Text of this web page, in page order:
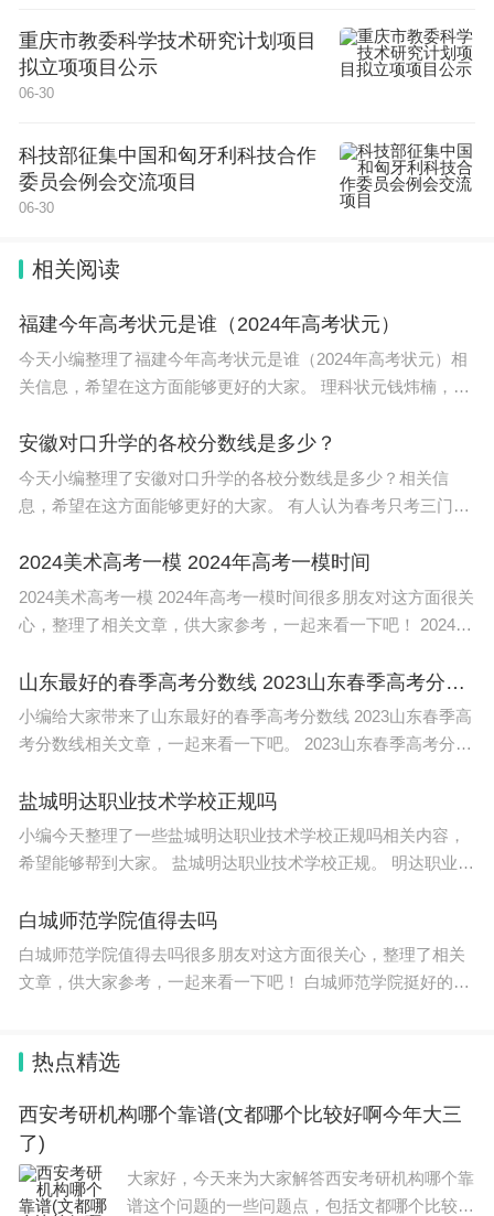
重庆市教委科学技术研究计划项目
拟立项项目公示
06-30
科技部征集中国和匈牙利科技合作
委员会例会交流项目
06-30
相关阅读
福建今年高考状元是谁（2024年高考状元）
今天小编整理了福建今年高考状元是谁（2024年高考状元）相
关信息，希望在这方面能够更好的大家。 理科状元钱炜楠，文
就读于泉州实验中学，文科状元林佳
安徽对口升学的各校分数线是多少？
今天小编整理了安徽对口升学的各校分数线是多少？相关信
息，希望在这方面能够更好的大家。 有人认为春考只考三门，
考少得多，大部分人只能当分
2024美术高考一模 2024年高考一模时间
2024美术高考一模 2024年高考一模时间很多朋友对这方面很关
心，整理了相关文章，供大家参考，一起来看一下吧！ 2024年
天，复试时间预计定在：2月14
山东最好的春季高考分数线 2023山东春季高考分数线
小编给大家带来了山东最好的春季高考分数线 2023山东春季高
考分数线相关文章，一起来看一下吧。 2023山东春季高考分数
加
盐城明达职业技术学校正规吗
小编今天整理了一些盐城明达职业技术学校正规吗相关内容，
希望能够帮到大家。 盐城明达职业技术学校正规。 明达职业技
投资创办
白城师范学院值得去吗
白城师范学院值得去吗很多朋友对这方面很关心，整理了相关
文章，供大家参考，一起来看一下吧！ 白城师范学院挺好的，
热点精选
西安考研机构哪个靠谱(文都哪个比较好啊今年大三
了)
大家好，今天来为大家解答西安考研机构哪个靠
谱这个问题的一些问题点，包括文都哪个比较好